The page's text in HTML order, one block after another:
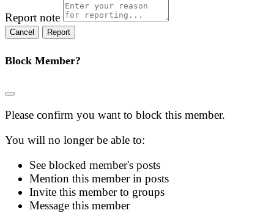
Report note
Report
Block Member?
Please confirm you want to block this member.
You will no longer be able to:
See blocked member's posts
Mention this member in posts
Invite this member to groups
Message this member